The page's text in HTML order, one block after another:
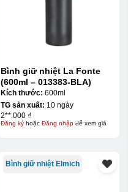
Bình giữ nhiệt La Fonte
(600ml – 013383-BLA)
Kích thước: 600ml
TG sản xuất: 10 ngày
2**.000 ₫
Đăng kýhoặc Đăng nhậpđể xem giá
Bình giữ nhiệt Elmich